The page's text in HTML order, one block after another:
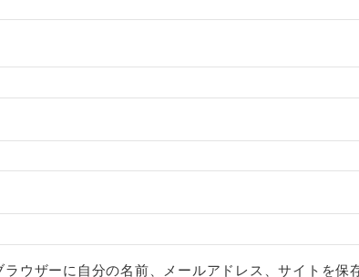
ウザーに自分の名前、メールアドレス、サイトを保